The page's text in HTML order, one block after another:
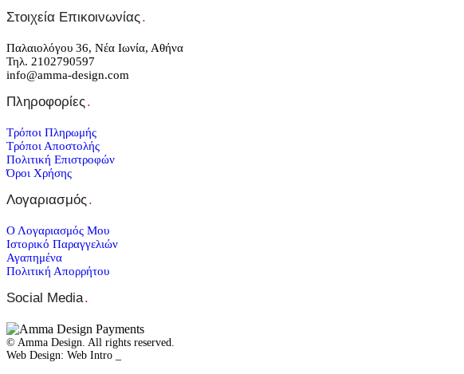
Στοιχεία Επικοινωνίας.
Παλαιολόγου 36, Νέα Ιωνία, Αθήνα
Τηλ. 2102790597
info@amma-design.com
Πληροφορίες.
Τρόποι Πληρωμής
Τρόποι Αποστολής
Πολιτική Επιστροφών
Όροι Χρήσης
Λογαριασμός.
Ο Λογαριασμός Μου
Ιστορικό Παραγγελιών
Αγαπημένα
Πολιτική Απορρήτου
Social Media.
© Amma Design. All rights reserved.
Web Design: Web Intro _